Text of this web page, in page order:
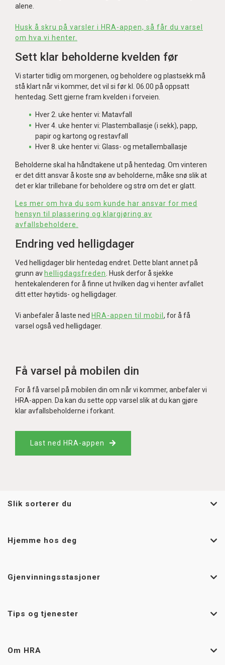
alene.
Husk å skru på varsler i HRA-appen, så får du varsel
om hva vi henter.
Sett klar beholderne kvelden før
Vi starter tidlig om morgenen, og beholdere og plastsekk må
stå klart når vi kommer, det vil si før kl. 06.00 på oppsatt
hentedag. Sett gjerne fram kvelden i forveien.
Hver 2. uke henter vi: Matavfall
Hver 4. uke henter vi: Plastemballasje (i sekk), papp,
papir og kartong og restavfall
Hver 8. uke henter vi: Glass- og metallemballasje
Beholderne skal ha håndtakene ut på hentedag. Om vinteren
er det ditt ansvar å koste snø av beholderne, måke snø slik at
det er klar trillebane for beholdere og strø om det er glatt.
Les mer om hva du som kunde har ansvar for med
hensyn til plassering og klargjøring av
avfallsbeholdere.
Endring ved helligdager
Ved helligdager blir hentedag endret. Dette blant annet på
grunn av helligdagsfreden
. Husk derfor å sjekke
hentekalenderen for å finne ut hvilken dag vi henter avfallet
ditt etter høytids- og helligdager.
Vi anbefaler å laste ned HRA-appen til mobil , for å få
varsel også ved helligdager.
Få varsel på mobilen din
For å få varsel på mobilen din om når vi kommer, anbefaler vi
HRA-appen. Da kan du sette opp varsel slik at du kan gjøre
klar avfallsbeholderne i forkant.
Last ned HRA-appen
Slik sorterer du
Hjemme hos deg
Gjenvinningsstasjoner
Tips og tjenester
Om HRA